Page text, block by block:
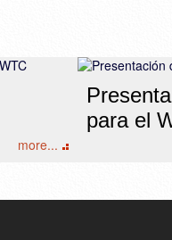
more...
para el